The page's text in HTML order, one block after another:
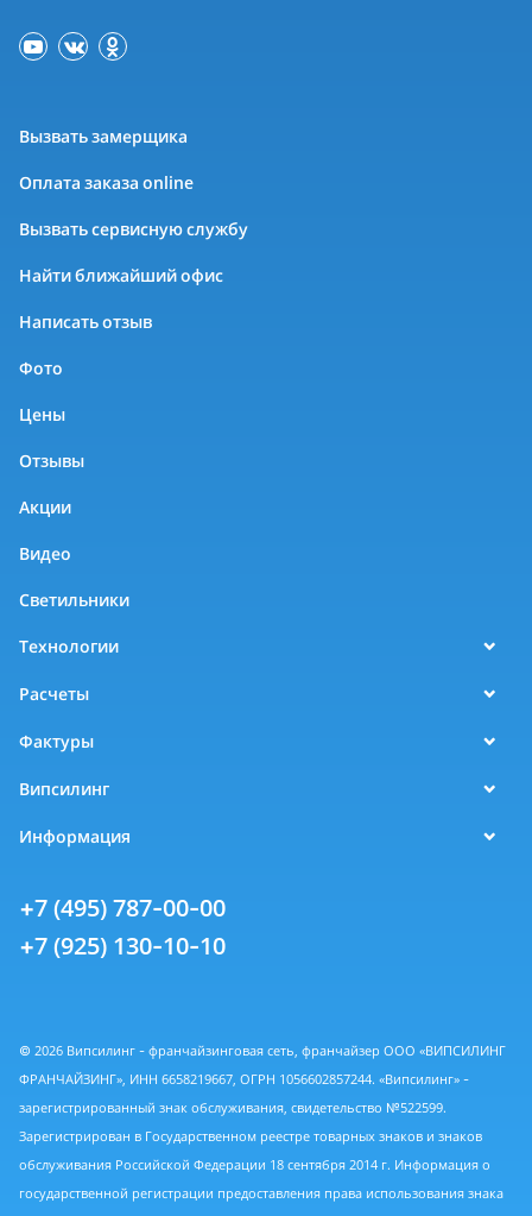
Вызвать замерщика
Оплата заказа online
Вызвать сервисную службу
Найти ближайший офис
Написать отзыв
Фото
Цены
Отзывы
Акции
Видео
Светильники
Технологии
Расчеты
Фактуры
Випсилинг
Информация
+7 (495) 787-00-00
+7 (925) 130-10-10
© 2026 Випсилинг - франчайзинговая сеть, франчайзер ООО «ВИПСИЛИНГ
ФРАНЧАЙЗИНГ», ИНН 6658219667, ОГРН 1056602857244. «Випсилинг» -
зарегистрированный знак обслуживания, свидетельство №522599.
Зарегистрирован в Государственном реестре товарных знаков и знаков
обслуживания Российской Федерации 18 сентября 2014 г. Информация о
государственной регистрации предоставления права использования знака